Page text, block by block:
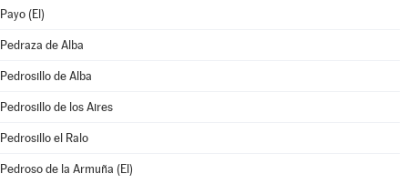
Payo (El)
Pedraza de Alba
Pedrosillo de Alba
Pedrosillo de los Aires
Pedrosillo el Ralo
Pedroso de la Armuña (El)